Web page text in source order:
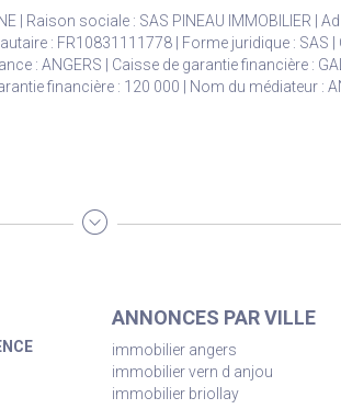
| Raison sociale : SAS PINEAU IMMOBILIER |
: FR10831111778 | Forme juridique : SAS
: ANGERS | Caisse de garantie financière :
financière : 120 000 | Nom du médiateur :
ANNONCES PAR VILLE
immobilier angers
immobilier vern d anjou
immobilier briollay